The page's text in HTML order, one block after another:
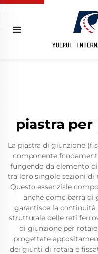
piastra per
La piastra di giunzione
componente
fungendo da elemento
tra loro singole sezioni
Questo essenziale
anche come barra di
garantisce la continuità
strutturale delle reti
di giunzione per
progettate
dei giunti di rotaia e